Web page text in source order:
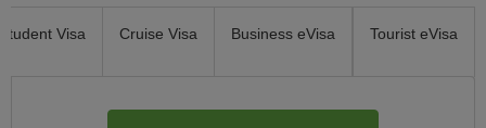
Tourist eVisa
Business eVisa
Cruise Visa
Student Visa